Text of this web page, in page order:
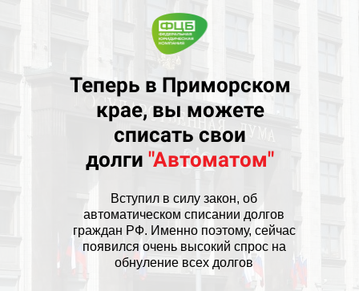
Теперь в Приморском
крае, вы можете
списать свои
долги "Автоматом"
Вступил в силу закон, об
автоматическом списании долгов
граждан РФ. Именно поэтому, сейчас
появился очень высокий спрос на
обнуление всех долгов